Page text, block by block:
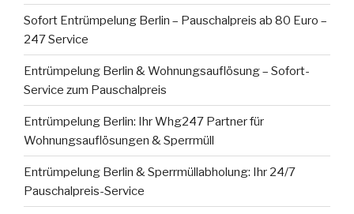
Sofort Entrümpelung Berlin – Pauschalpreis ab 80 Euro –
247 Service
Entrümpelung Berlin & Wohnungsauflösung – Sofort-
Service zum Pauschalpreis
Entrümpelung Berlin: Ihr Whg247 Partner für
Wohnungsauflösungen & Sperrmüll
Entrümpelung Berlin & Sperrmüllabholung: Ihr 24/7
Pauschalpreis-Service